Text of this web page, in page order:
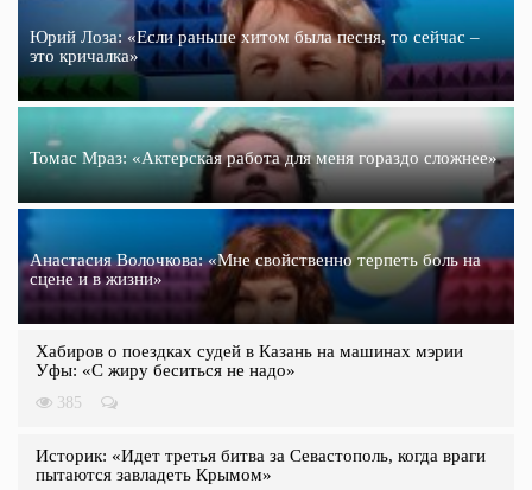
Юрий Лоза: «Если раньше хитом была песня, то сейчас –
это кричалка»
Томас Мраз: «Актерская работа для меня гораздо сложнее»
Анастасия Волочкова: «Мне свойственно терпеть боль на
сцене и в жизни»
Хабиров о поездках судей в Казань на машинах мэрии
Уфы: «С жиру беситься не надо»
385
Историк: «Идет третья битва за Севастополь, когда враги
пытаются завладеть Крымом»